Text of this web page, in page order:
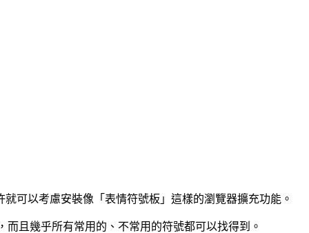
可以考慮安裝像「表情符號板」這樣的瀏覽器擴充功能。
而且幾乎所有常用的、不常用的符號都可以找得到。